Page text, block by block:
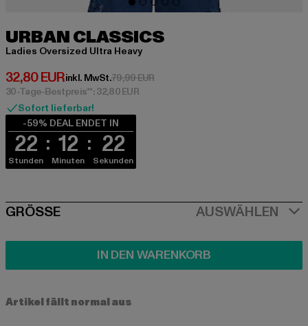
URBAN CLASSICS
Ladies Oversized Ultra Heavy
32,80 EUR
Derzeitiger Preis: 32,80 EUR
inkl. MwSt.79,99 EURAktionspreis: 79,99 EUR
30-Tage-Bestpreis**: 32,80 EUR
Sofort lieferbar!
-59% DEAL ENDET IN
22
Stunden
12
Minuten
22
Sekunden
SIZE
GRÖSSE AUSWÄHLEN
IN DEN WARENKORB
Artikel fällt normal aus